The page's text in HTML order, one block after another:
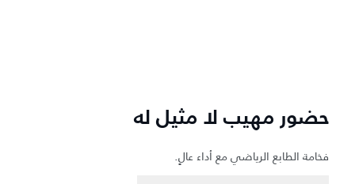
حضور مهيب لا مثيل له
فخامة الطابع الرياضي مع أداء عالٍ.